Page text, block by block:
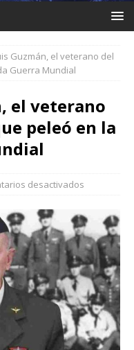
Guzmán, el veterano del
Guerra Mundial
el veterano
peleó en la
desactivados